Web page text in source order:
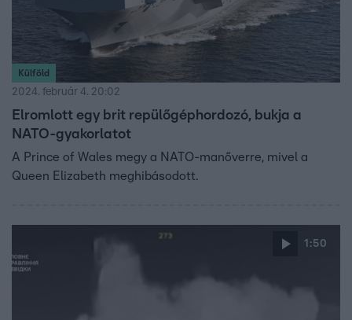
Külföld
2024. február 4. 20:02
Elromlott egy brit repülőgéphordozó, bukja a
NATO-gyakorlatot
A Prince of Wales megy a NATO-manőverre, mivel a
Queen Elizabeth meghibásodott.
1:50